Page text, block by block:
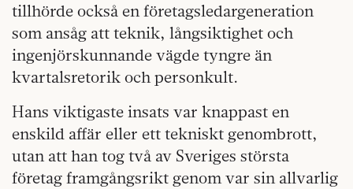
tillhörde också en företagsledargeneration
som ansåg att teknik, långsiktighet och
ingenjörskunnande vägde tyngre än
kvartalsretorik och personkult.
Hans viktigaste insats var knappast en
enskild affär eller ett tekniskt genombrott,
utan att han tog två av Sveriges största
företag framgångsrikt genom var sin allvarlig